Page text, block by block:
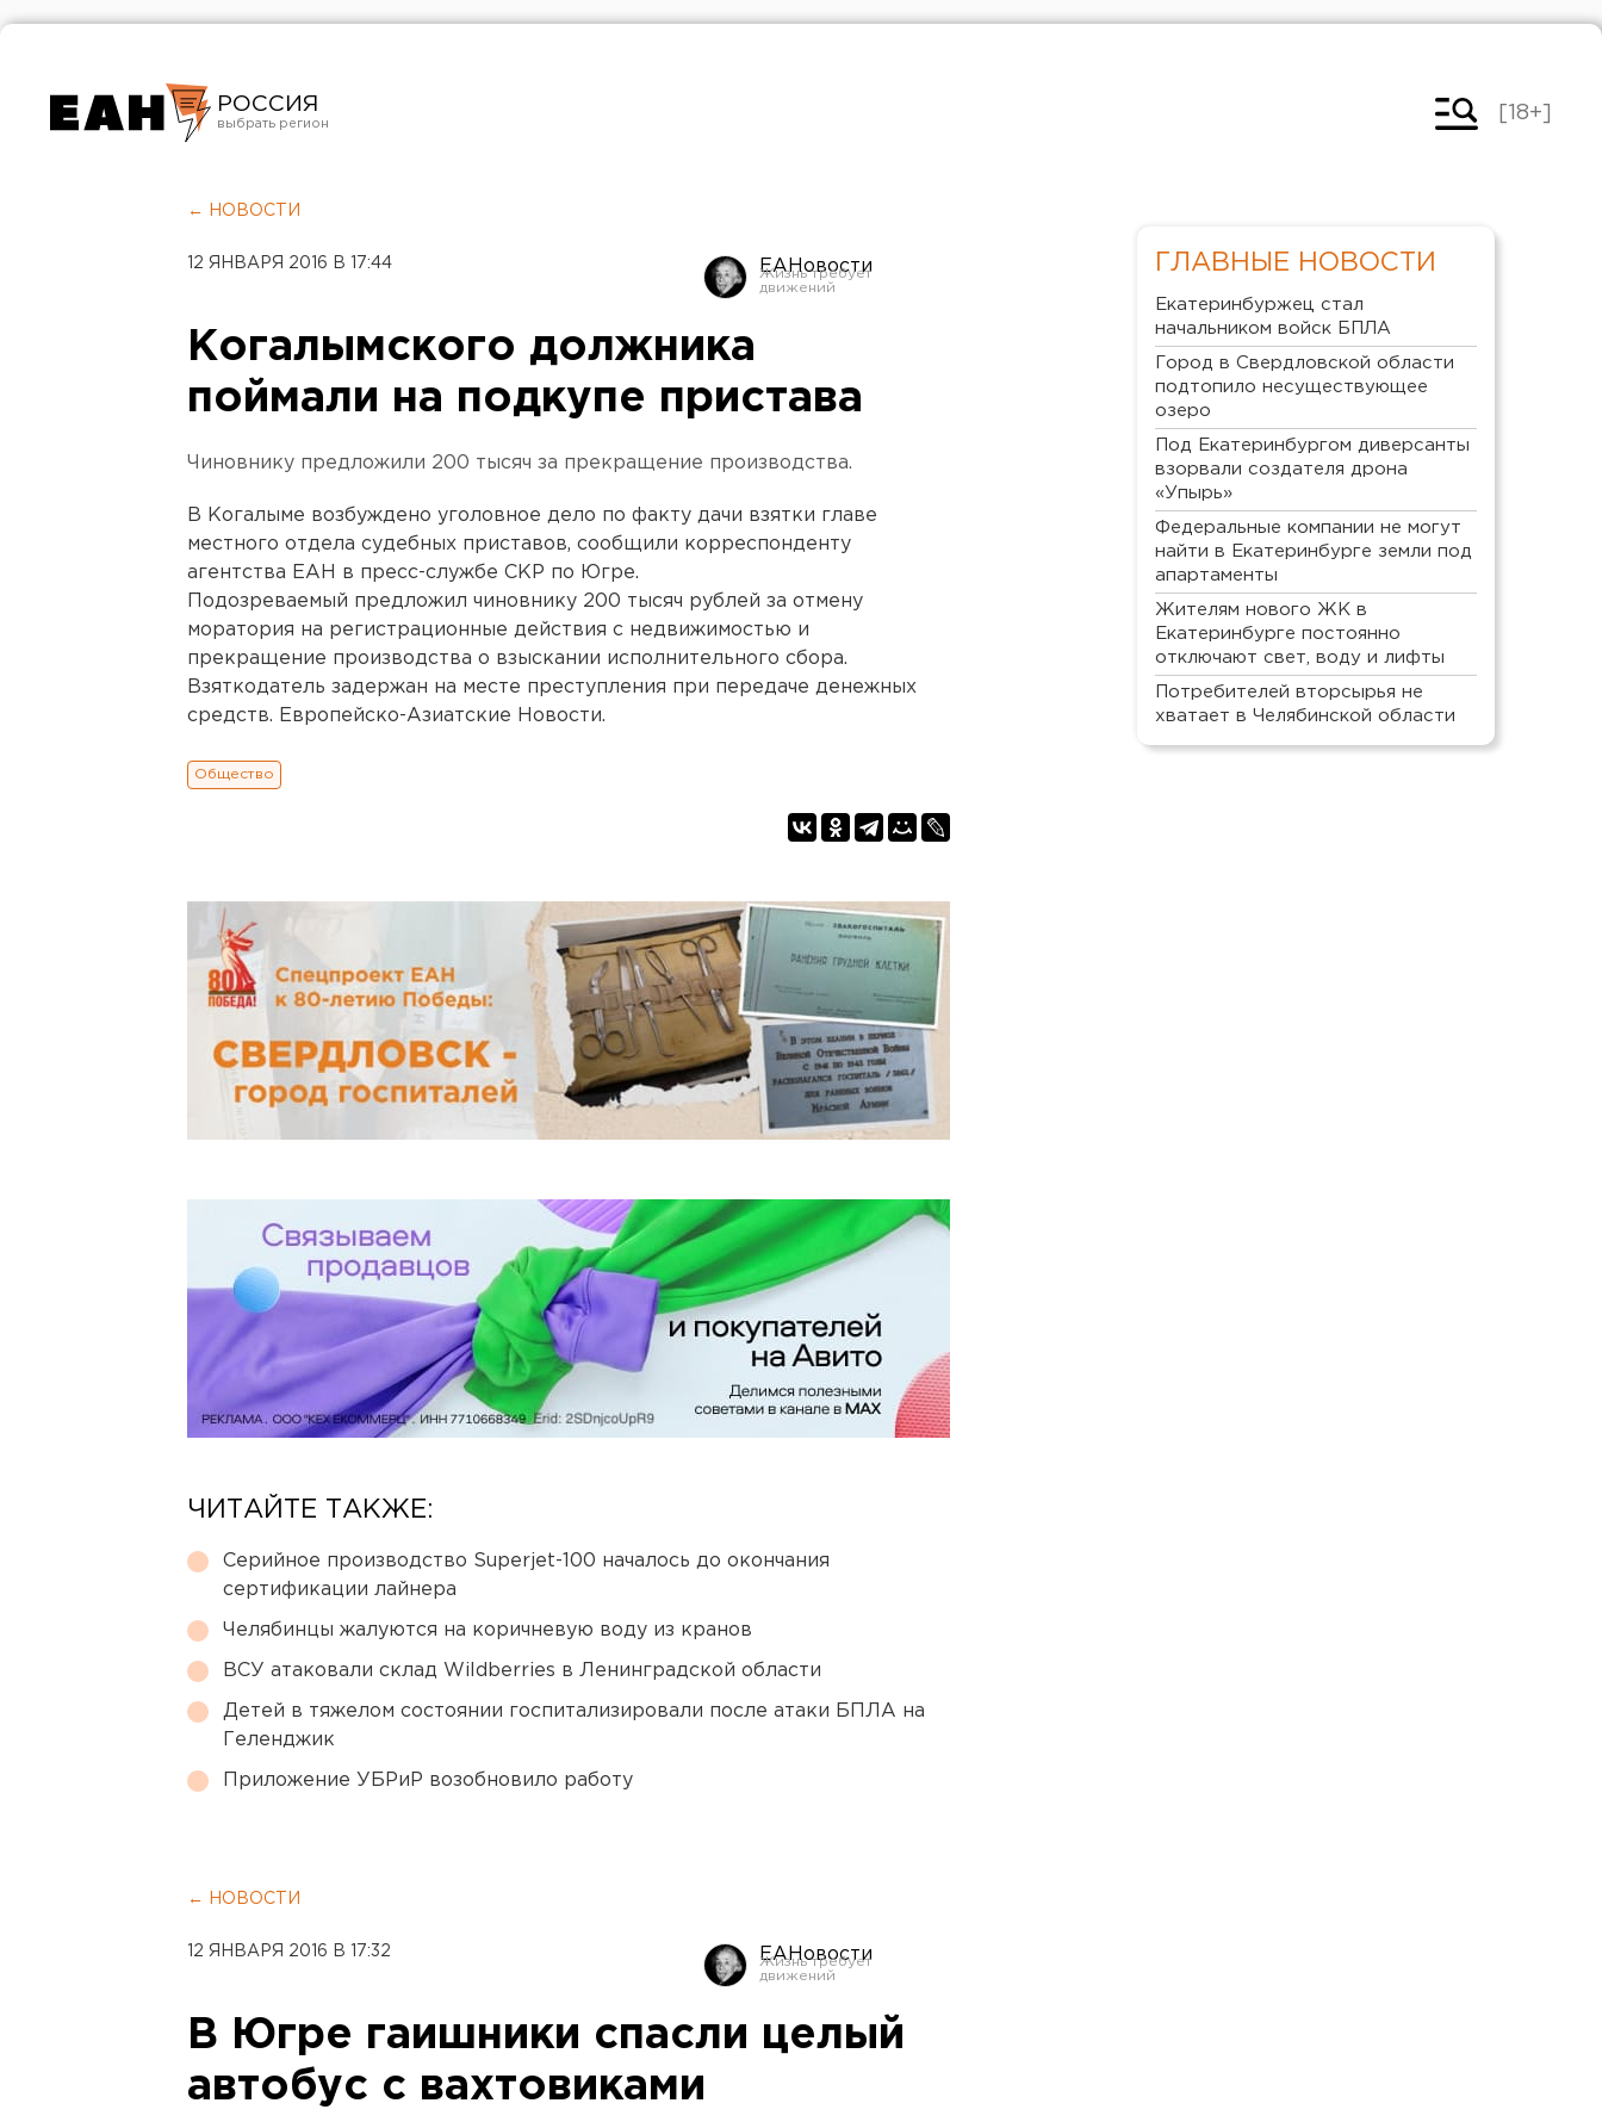
РОССИЯ
Челябинск
[18+]
← НОВОСТИ
12 ЯНВАРЯ 2016 В 17:44 ЕАНовости
Когалымского должника
поймали на подкупе пристава
Чиновнику предложили 200 тысяч за прекращение производства.
В Когалыме возбуждено уголовное дело по факту дачи взятки главе
местного отдела судебных приставов, сообщили корреспонденту
агентства ЕАН в пресс-службе СКР по Югре.
Подозреваемый предложил чиновнику 200 тысяч рублей за отмену
моратория на регистрационные действия с недвижимостью и
прекращение производства о взыскании исполнительного сбора.
Взяткодатель задержан на месте преступления при передаче денежных
средств. Европейско-Азиатские Новости.
Общество
ЧИТАЙТЕ ТАКЖЕ:
Серийное производство Superjet-100 началось до окончания
сертификации лайнера
Челябинцы жалуются на коричневую воду из кранов
ВСУ атаковали склад Wildberries в Ленинградской области
Детей в тяжелом состоянии госпитализировали после атаки БПЛА на
Геленджик
Приложение УБРиР возобновило работу
← НОВОСТИ
12 ЯНВАРЯ 2016 В 17:32 ЕАНовости
В Югре гаишники спасли целый
автобус с вахтовиками
ГЛАВНЫЕ НОВОСТИ
Екатеринбуржец стал
начальником войск БПЛА
Город в Свердловской области
подтопило несуществующее
озеро
Под Екатеринбургом диверсанты
взорвали создателя дрона
«Упырь»
Федеральные компании не могут
найти в Екатеринбурге земли под
апартаменты
Жителям нового ЖК в
Екатеринбурге постоянно
отключают свет, воду и лифты
Потребителей вторсырья не
хватает в Челябинской области